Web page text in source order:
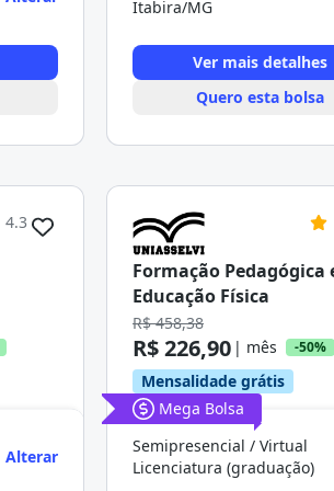
Itabira/MG
Ver mais detalhes
Quero esta bolsa
4.3
Alterar
Formação Pedagógica
Educação Física
R$ 458,38
R$ 226,90 | mês -50%
Mensalidade grátis
Mega Bolsa
Semipresencial / Virtual
Licenciatura (graduação)